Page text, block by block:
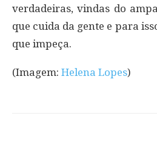
verdadeiras, vindas do
que cuida da gente e para
que impeça.
(Imagem: Helena Lopes)